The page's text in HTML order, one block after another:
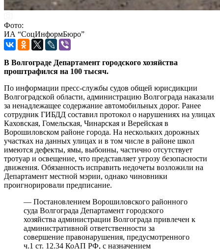
Фото:
ИА “СоцИнформБюро”
В Волгограде Департамент городского хозяйства
проштрафился на 100 тысяч.
По информации пресс-службы судов общей юрисдикции
Волгоградской области, администрацию Волгограда наказали
за ненадлежащее содержание автомобильных дорог. Ранее
сотрудник ГИБДД составил протокол о нарушениях на улицах
Каховская, Гомельская, Чинарская и Верейская в
Ворошиловском районе города. На нескольких дорожных
участках на данных улицах и в том числе в районе школ
имеются дефекты, ямы, выбоины, частично отсутствует
тротуар и освещение, что представляет угрозу безопасности
движения. Обязанность исправить недочеты возложили на
Департамент местной мэрии, однако чиновники
проигнорировали предписание.
— Постановлением Ворошиловского районного
суда Волгограда Департамент городского
хозяйства администрации Волгограда привлечен к
административной ответственности за
совершение правонарушения, предусмотренного
ч.1 ст. 12.34 КоАП РФ, с назначением